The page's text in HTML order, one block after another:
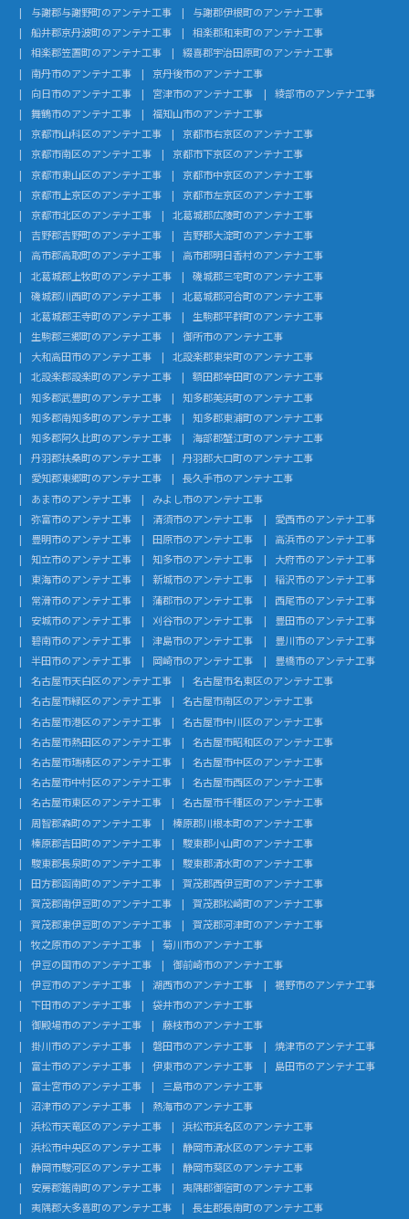
与謝郡与謝野町のアンテナ工事
与謝郡伊根町のアンテナ工事
船井郡京丹波町のアンテナ工事
相楽郡和束町のアンテナ工事
相楽郡笠置町のアンテナ工事
綴喜郡宇治田原町のアンテナ工事
南丹市のアンテナ工事
京丹後市のアンテナ工事
向日市のアンテナ工事
宮津市のアンテナ工事
綾部市のアンテナ工事
舞鶴市のアンテナ工事
福知山市のアンテナ工事
京都市山科区のアンテナ工事
京都市右京区のアンテナ工事
京都市南区のアンテナ工事
京都市下京区のアンテナ工事
京都市東山区のアンテナ工事
京都市中京区のアンテナ工事
京都市上京区のアンテナ工事
京都市左京区のアンテナ工事
京都市北区のアンテナ工事
北葛城郡広陵町のアンテナ工事
吉野郡吉野町のアンテナ工事
吉野郡大淀町のアンテナ工事
高市郡高取町のアンテナ工事
高市郡明日香村のアンテナ工事
北葛城郡上牧町のアンテナ工事
磯城郡三宅町のアンテナ工事
磯城郡川西町のアンテナ工事
北葛城郡河合町のアンテナ工事
北葛城郡王寺町のアンテナ工事
生駒郡平群町のアンテナ工事
生駒郡三郷町のアンテナ工事
御所市のアンテナ工事
大和高田市のアンテナ工事
北設楽郡東栄町のアンテナ工事
北設楽郡設楽町のアンテナ工事
額田郡幸田町のアンテナ工事
知多郡武豊町のアンテナ工事
知多郡美浜町のアンテナ工事
知多郡南知多町のアンテナ工事
知多郡東浦町のアンテナ工事
知多郡阿久比町のアンテナ工事
海部郡蟹江町のアンテナ工事
丹羽郡扶桑町のアンテナ工事
丹羽郡大口町のアンテナ工事
愛知郡東郷町のアンテナ工事
長久手市のアンテナ工事
あま市のアンテナ工事
みよし市のアンテナ工事
弥富市のアンテナ工事
清須市のアンテナ工事
愛西市のアンテナ工事
豊明市のアンテナ工事
田原市のアンテナ工事
高浜市のアンテナ工事
知立市のアンテナ工事
知多市のアンテナ工事
大府市のアンテナ工事
東海市のアンテナ工事
新城市のアンテナ工事
稲沢市のアンテナ工事
常滑市のアンテナ工事
蒲郡市のアンテナ工事
西尾市のアンテナ工事
安城市のアンテナ工事
刈谷市のアンテナ工事
豊田市のアンテナ工事
碧南市のアンテナ工事
津島市のアンテナ工事
豊川市のアンテナ工事
半田市のアンテナ工事
岡崎市のアンテナ工事
豊橋市のアンテナ工事
名古屋市天白区のアンテナ工事
名古屋市名東区のアンテナ工事
名古屋市緑区のアンテナ工事
名古屋市南区のアンテナ工事
名古屋市港区のアンテナ工事
名古屋市中川区のアンテナ工事
名古屋市熱田区のアンテナ工事
名古屋市昭和区のアンテナ工事
名古屋市瑞穂区のアンテナ工事
名古屋市中区のアンテナ工事
名古屋市中村区のアンテナ工事
名古屋市西区のアンテナ工事
名古屋市東区のアンテナ工事
名古屋市千種区のアンテナ工事
周智郡森町のアンテナ工事
榛原郡川根本町のアンテナ工事
榛原郡吉田町のアンテナ工事
駿東郡小山町のアンテナ工事
駿東郡長泉町のアンテナ工事
駿東郡清水町のアンテナ工事
田方郡函南町のアンテナ工事
賀茂郡西伊豆町のアンテナ工事
賀茂郡南伊豆町のアンテナ工事
賀茂郡松崎町のアンテナ工事
賀茂郡東伊豆町のアンテナ工事
賀茂郡河津町のアンテナ工事
牧之原市のアンテナ工事
菊川市のアンテナ工事
伊豆の国市のアンテナ工事
御前崎市のアンテナ工事
伊豆市のアンテナ工事
湖西市のアンテナ工事
裾野市のアンテナ工事
下田市のアンテナ工事
袋井市のアンテナ工事
御殿場市のアンテナ工事
藤枝市のアンテナ工事
掛川市のアンテナ工事
磐田市のアンテナ工事
焼津市のアンテナ工事
富士市のアンテナ工事
伊東市のアンテナ工事
島田市のアンテナ工事
富士宮市のアンテナ工事
三島市のアンテナ工事
沼津市のアンテナ工事
熱海市のアンテナ工事
浜松市天竜区のアンテナ工事
浜松市浜名区のアンテナ工事
浜松市中央区のアンテナ工事
静岡市清水区のアンテナ工事
静岡市駿河区のアンテナ工事
静岡市葵区のアンテナ工事
安房郡鋸南町のアンテナ工事
夷隅郡御宿町のアンテナ工事
夷隅郡大多喜町のアンテナ工事
長生郡長南町のアンテナ工事